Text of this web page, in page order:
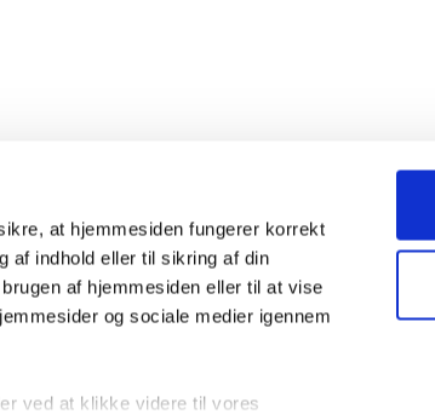
at hjemmesiden fungerer korrekt
af indhold eller til sikring af din
af hjemmesiden eller til at vise
og sociale medier igennem
ved at klikke videre til vores